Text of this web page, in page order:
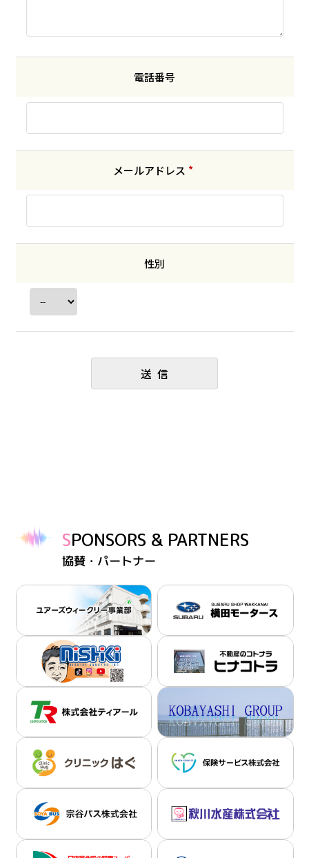
電話番号
メールアドレス *
性別
SPONSORS & PARTNERS
協賛・パートナー